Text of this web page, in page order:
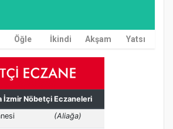
Öğle İkindi Akşam Yatsı